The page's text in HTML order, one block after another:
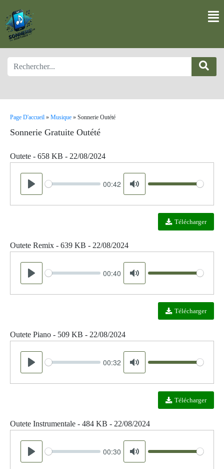
Page D'accueil » Musique » Sonnerie Outété
Sonnerie Gratuite Outété
Outete - 658 KB - 22/08/2024
Play
Seek 00:42
Mute
Volume
Télécharger
Outete Remix - 639 KB - 22/08/2024
Play
Seek 00:40
Mute
Volume
Télécharger
Outete Piano - 509 KB - 22/08/2024
Play
Seek 00:32
Mute
Volume
Télécharger
Outete Instrumentale - 484 KB - 22/08/2024
Play
Seek 00:30
Mute
Volume